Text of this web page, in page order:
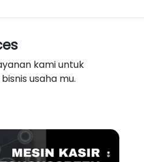
kami untuk
usaha mu.